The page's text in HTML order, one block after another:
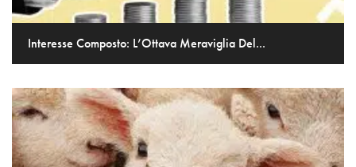
Interesse Composto: L’Ottava Meraviglia Del...